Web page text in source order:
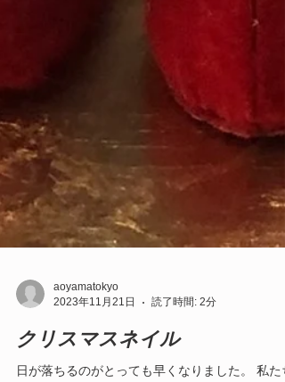
2023年11月21日
読了時間: 2分